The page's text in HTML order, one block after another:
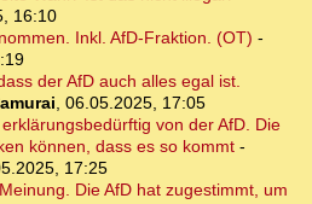
16:10
Inkl. AfD-Fraktion. (OT) -
der AfD auch alles egal ist.
, 06.05.2025, 17:05
von der AfD. Die
können, dass es so kommt -
17:25
Die AfD hat zugestimmt, um